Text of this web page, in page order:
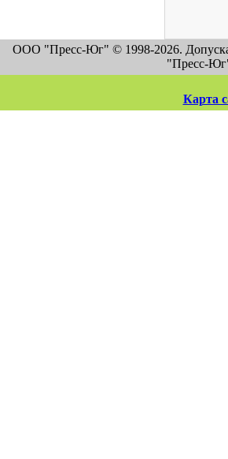
ООО "Пресс-Юг" © 1998-2026.
"Пресс-Юг"
Карта